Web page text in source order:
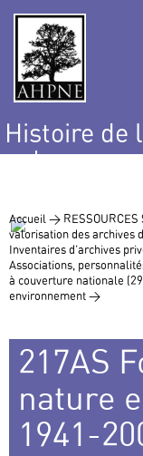
Histoire de
nature
Accueil >
valorisation des archives
Inventaires d’archives
Associations,
à couverture nationale
environnement >
217AS
nature
1941-